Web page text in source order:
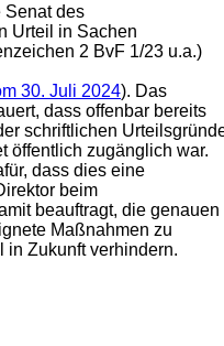
Senat des
Urteil in Sachen
2 BvF 1/23 u.a.)
30. Juli 2024). Das
dass offenbar bereits
schriftlichen
öffentlich zugänglich war.
dass dies eine
beim
beauftragt, die genauen
Maßnahmen zu
in Zukunft verhindern.